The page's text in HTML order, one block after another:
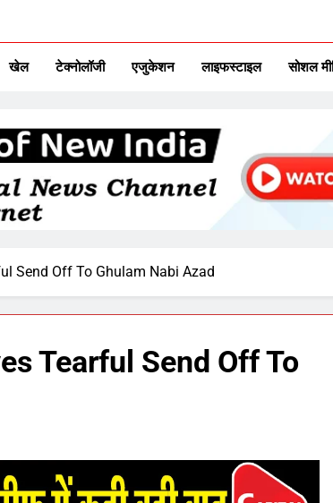
खेल टेक्नोलॉजी एजुकेशन लाइफस्टाइल सोशल
Send Off To Ghulam Nabi Azad
Tearful Send Off To